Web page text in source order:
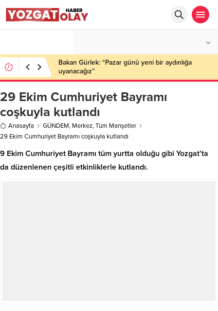
Bakan Gürlek: “Pazar günü yeni bir aydınlığa
uyanacağız”
29 Ekim Cumhuriyet Bayramı
coşkuyla kutlandı
Anasayfa GÜNDEM, Merkez,Tüm Manşetler
29 Ekim Cumhuriyet Bayramı coşkuyla kutlandı
9 Ekim Cumhuriyet Bayramı tüm yurtta olduğu gibi Yozgat’ta
da düzenlenen çeşitli etkinliklerle kutlandı.